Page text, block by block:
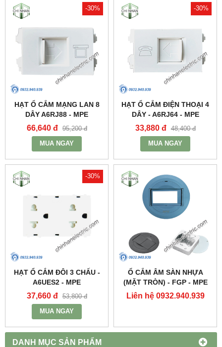
DANH MỤC SẢN PHẨM
-30%
HẠT Ổ CẮM MẠNG LAN 8
DÂY A6RJ88 - MPE
66,640 đ 95,200 đ
MUA NGAY
-30%
HẠT Ổ CẮM ĐIỆN THOẠI 4
DÂY - A6RJ64 - MPE
33,880 đ 48,400 đ
MUA NGAY
-30%
HẠT Ổ CẮM ĐÔI 3 CHẤU -
A6UES2 - MPE
37,660 đ 53,800 đ
MUA NGAY
Ổ CẮM ÂM SÀN NHỰA
(MẶT TRÒN) - FGP - MPE
Liên hệ 0932.940.939